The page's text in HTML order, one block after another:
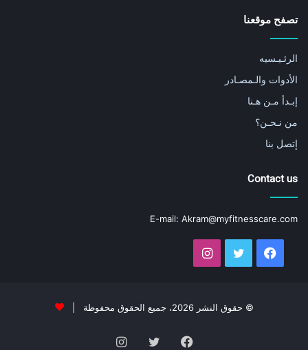
تصفح موقعنا
الرئـيـسيه
الأدوات والـمصـادر
إبـدأ مـن هـنا
من نـحـن؟
إتصل بنا
Contact us
E-mail: Akram@myfitnesscare.com
فيسبوك تويتر انستقرام
© حقوق النشر 2026، جميع الحقوق محفوظة |
فيسبوك تويتر انستقرام